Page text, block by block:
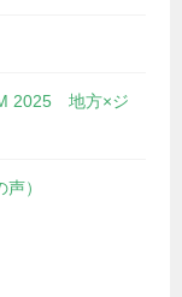
2025 地方×ジ
）